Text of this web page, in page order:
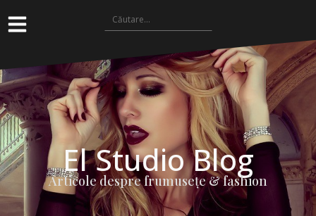
El Studio Blog
Articole despre frumuseţe & fashion